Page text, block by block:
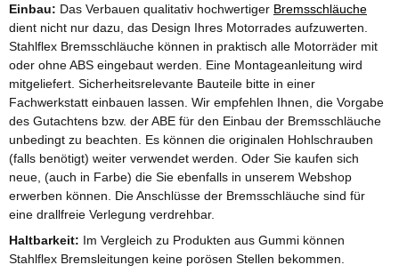
Einbau: Das Verbauen qualitativ hochwertiger Bremsschläuche
dient nicht nur dazu, das Design Ihres Motorrades aufzuwerten.
Stahlflex Bremsschläuche können in praktisch alle Motorräder mit
oder ohne ABS eingebaut werden. Eine Montageanleitung wird
mitgeliefert. Sicherheitsrelevante Bauteile bitte in einer
Fachwerkstatt einbauen lassen. Wir empfehlen Ihnen, die Vorgabe
des Gutachtens bzw. der ABE für den Einbau der Bremsschläuche
unbedingt zu beachten. Es können die originalen Hohlschrauben
(falls benötigt) weiter verwendet werden. Oder Sie kaufen sich
neue, (auch in Farbe) die Sie ebenfalls in unserem Webshop
erwerben können. Die Anschlüsse der Bremsschläuche sind für
eine drallfreie Verlegung verdrehbar.
Haltbarkeit: Im Vergleich zu Produkten aus Gummi können
Stahlflex Bremsleitungen keine porösen Stellen bekommen.